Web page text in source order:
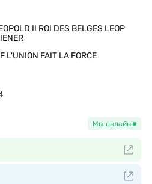
II ROI DES BELGES LEOP
L'UNION FAIT LA FORCE
Мы онлайн!